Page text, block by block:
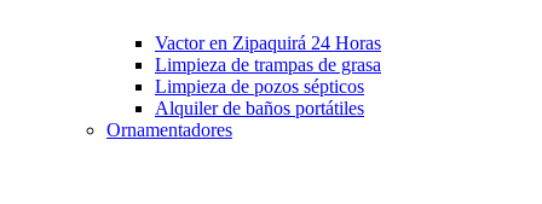
Vactor en Zipaquirá 24 Horas
Limpieza de trampas de grasa
Limpieza de pozos sépticos
Alquiler de baños portátiles
Ornamentadores